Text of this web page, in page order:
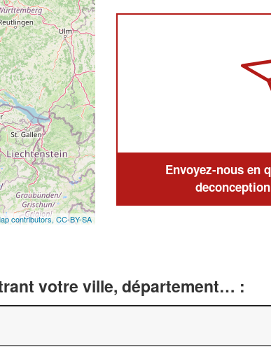
contributors, CC-BY-SA
Envoyez-nous en
votre ville, département… :